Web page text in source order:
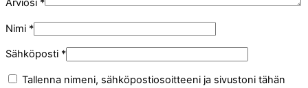
Arviosi *
Nimi *
Sähköposti *
Tallenna nimeni, sähköpostiosoitteeni ja sivustoni tähän